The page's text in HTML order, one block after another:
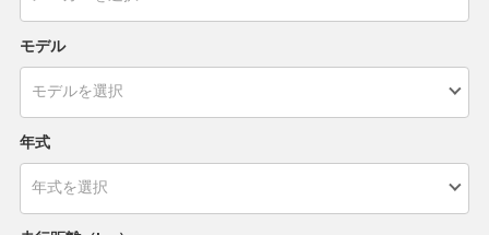
モデル
年式